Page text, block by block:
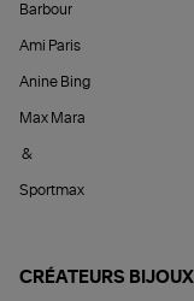
Barbour
Ami Paris
Anine Bing
Max Mara
&
Sportmax
CRÉATEURS BIJOUX